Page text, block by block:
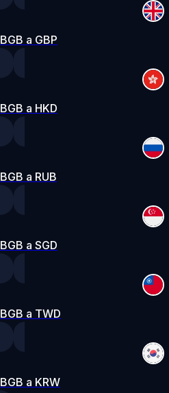
BGB a GBP
BGB a HKD
BGB a RUB
BGB a SGD
BGB a TWD
BGB a KRW